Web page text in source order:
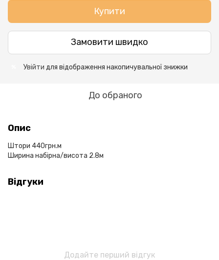
Купити
Замовити швидко
Увійти для відображення накопичувальної знижки
До обраного
Опис
Штори 440грн.м
Ширина набірна/висота 2.8м
Відгуки
Додайте перший відгук